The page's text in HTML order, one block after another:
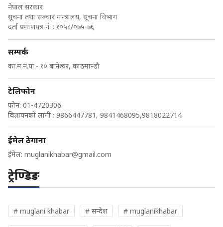
नेपाल सरकार
सूचना तथा सञ्चार मन्त्रालय, सूचना विभाग
दर्ता प्रमाणपत्र नं. : १०५८/०७५-७६
सम्पर्क
का.म.न.पा.- १० बानेश्वर, काठमान्डौ
टेलिफोन
फोन: 01-4720306
विज्ञापनको लागी : 9866447781, 9841468095,9818022714
ईमेल ठेगाना
ईमेल: muglanikhabar@gmail.com
ट्रेण्डिङ
# muglani khabar # सन्देश # muglanikhabar